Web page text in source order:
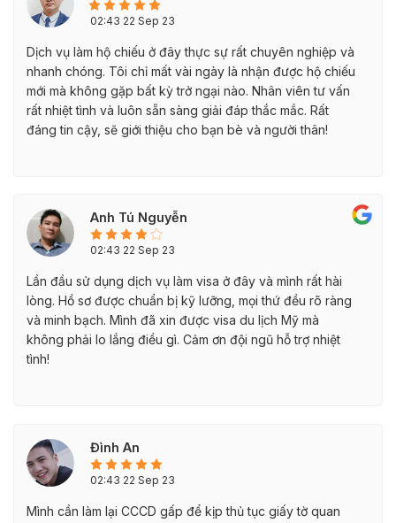
02:43 22 Sep 23
Dịch vụ làm hộ chiếu ở đây thực sự rất chuyên nghiệp và
nhanh chóng. Tôi chỉ mất vài ngày là nhận được hộ chiếu
mới mà không gặp bất kỳ trở ngại nào. Nhân viên tư vấn
rất nhiệt tình và luôn sẵn sàng giải đáp thắc mắc. Rất
đáng tin cậy, sẽ giới thiệu cho bạn bè và người thân!
Anh Tú Nguyễn
02:43 22 Sep 23
Lần đầu sử dụng dịch vụ làm visa ở đây và mình rất hài
lòng. Hồ sơ được chuẩn bị kỹ lưỡng, mọi thứ đều rõ ràng
và minh bạch. Mình đã xin được visa du lịch Mỹ mà
không phải lo lắng điều gì. Cảm ơn đội ngũ hỗ trợ nhiệt
tình!
Đình An
02:43 22 Sep 23
Mình cần làm lại CCCD gấp để kịp thủ tục giấy tờ quan